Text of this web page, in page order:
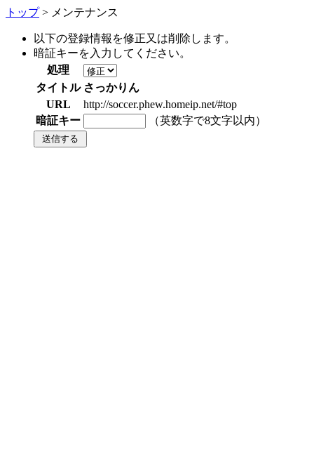
トップ> メンテナンス
以下の登録情報を修正又は削除します。
暗証キーを入力してください。
処理
タイトル さっかりん
URL
http://soccer.phew.homeip.net/#top
暗証キー
（英数字で8文字以内）